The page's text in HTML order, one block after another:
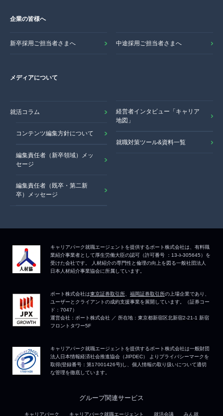
企業の皆様へ
新卒採用ご担当者さまへ 中途採用ご担当者さまへ
メディアについて
就活コラム
コンテンツ編集方針について
編集責任者（新卒領域）メッ
セージ
編集責任者（既卒・第二新
卒）メッセージ
経営者インタビュー「キャリア
地図」
就職対策ツール&資料一覧